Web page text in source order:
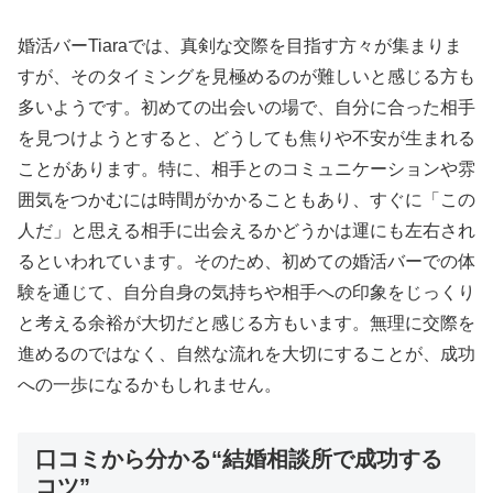
婚活バーTiaraでは、真剣な交際を目指す方々が集まりま
すが、そのタイミングを見極めるのが難しいと感じる方も
多いようです。初めての出会いの場で、自分に合った相手
を見つけようとすると、どうしても焦りや不安が生まれる
ことがあります。特に、相手とのコミュニケーションや雰
囲気をつかむには時間がかかることもあり、すぐに「この
人だ」と思える相手に出会えるかどうかは運にも左右され
るといわれています。そのため、初めての婚活バーでの体
験を通じて、自分自身の気持ちや相手への印象をじっくり
と考える余裕が大切だと感じる方もいます。無理に交際を
進めるのではなく、自然な流れを大切にすることが、成功
への一歩になるかもしれません。
口コミから分かる“結婚相談所で成功する
コツ”